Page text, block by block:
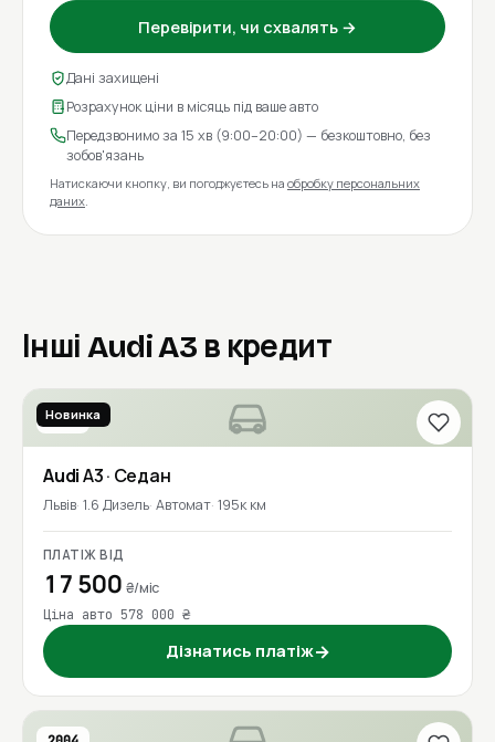
Перевірити, чи схвалять →
Дані захищені
Розрахунок ціни в місяць під ваше авто
Передзвонимо за 15 хв (9:00–20:00) — безкоштовно, без
зобов'язань
Натискаючи кнопку, ви погоджуєтесь на обробку персональних
даних.
Інші Audi A3 в кредит
2016
Новинка
AudiA3· Седан
Львів 1.6 Дизель Автомат 195к км
ПЛАТІЖ ВІД
17 500 ₴/міс
Ціна авто 578 000 ₴
Дізнатись платіж→